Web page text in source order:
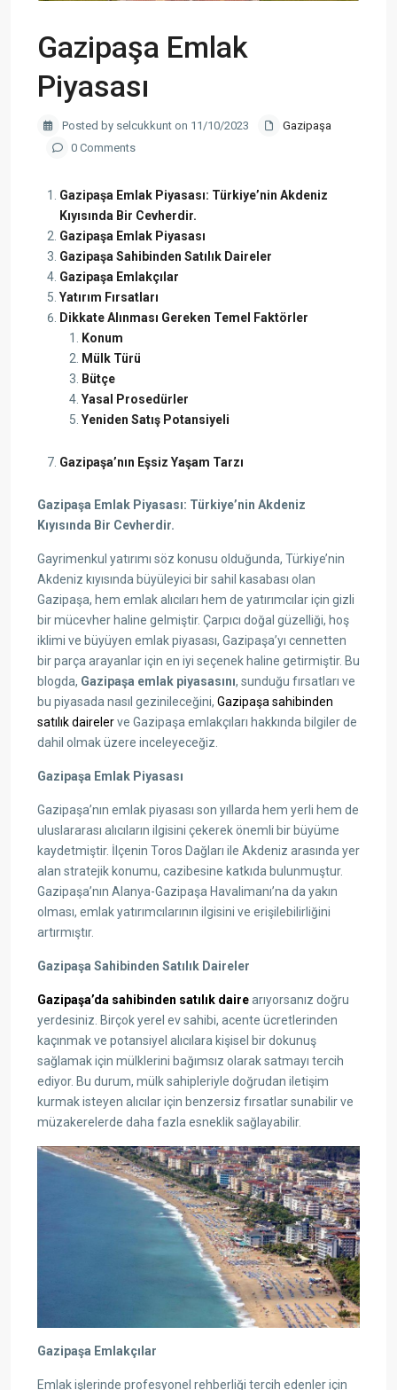
Gazipaşa Emlak
Piyasası
Posted by selcukkunt on 11/10/2023
Gazipaşa
0 Comments
Gazipaşa Emlak Piyasası: Türkiye’nin Akdeniz
Kıyısında Bir Cevherdir.
Gazipaşa Emlak Piyasası
Gazipaşa Sahibinden Satılık Daireler
Gazipaşa Emlakçılar
Yatırım Fırsatları
Dikkate Alınması Gereken Temel Faktörler
Konum
Mülk Türü
Bütçe
Yasal Prosedürler
Yeniden Satış Potansiyeli
Gazipaşa’nın Eşsiz Yaşam Tarzı
Gazipaşa Emlak Piyasası: Türkiye’nin Akdeniz
Kıyısında Bir Cevherdir.
Gayrimenkul yatırımı söz konusu olduğunda, Türkiye’nin
Akdeniz kıyısında büyüleyici bir sahil kasabası olan
Gazipaşa, hem emlak alıcıları hem de yatırımcılar için gizli
bir mücevher haline gelmiştir. Çarpıcı doğal güzelliği, hoş
iklimi ve büyüyen emlak piyasası, Gazipaşa’yı cennetten
bir parça arayanlar için en iyi seçenek haline getirmiştir. Bu
blogda, Gazipaşa emlak piyasasını, sunduğu fırsatları ve
bu piyasada nasıl gezinileceğini, Gazipaşa sahibinden
satılık dairelerve Gazipaşa emlakçıları hakkında bilgiler de
dahil olmak üzere inceleyeceğiz.
Gazipaşa Emlak Piyasası
Gazipaşa’nın emlak piyasası son yıllarda hem yerli hem de
uluslararası alıcıların ilgisini çekerek önemli bir büyüme
kaydetmiştir. İlçenin Toros Dağları ile Akdeniz arasında yer
alan stratejik konumu, cazibesine katkıda bulunmuştur.
Gazipaşa’nın Alanya-Gazipaşa Havalimanı’na da yakın
olması, emlak yatırımcılarının ilgisini ve erişilebilirliğini
artırmıştır.
Gazipaşa Sahibinden Satılık Daireler
Gazipaşa’da sahibinden satılık dairearıyorsanız doğru
yerdesiniz. Birçok yerel ev sahibi, acente ücretlerinden
kaçınmak ve potansiyel alıcılara kişisel bir dokunuş
sağlamak için mülklerini bağımsız olarak satmayı tercih
ediyor. Bu durum, mülk sahipleriyle doğrudan iletişim
kurmak isteyen alıcılar için benzersiz fırsatlar sunabilir ve
müzakerelerde daha fazla esneklik sağlayabilir.
Gazipaşa Emlakçılar
Emlak işlerinde profesyonel rehberliği tercih edenler için